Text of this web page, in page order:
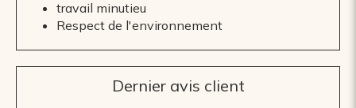
travail minutieu
Respect de l'environnement
Dernier avis client